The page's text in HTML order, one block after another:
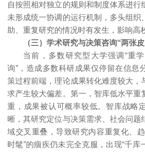
自按照相对独立的规则和制度体系进行
未形成统一协调的运行机制，多头组织
助、重复研究的情况时有发生，影响高
（三）学术研究与决策咨询“两张
当前，多数研究型大学强调“重
询”，造成多数科研成果仅停留在信息
策过程前端，理论成果转化难度较大，
求产生较大偏差。第一，智库低水平重
重，成果被认可概率较低。智库战略
晰，其研究定位与决策需求、社会问题
域交叉重叠，导致研究内容重复化、
时髦”的痼疾仍未完全克服，出现“千库